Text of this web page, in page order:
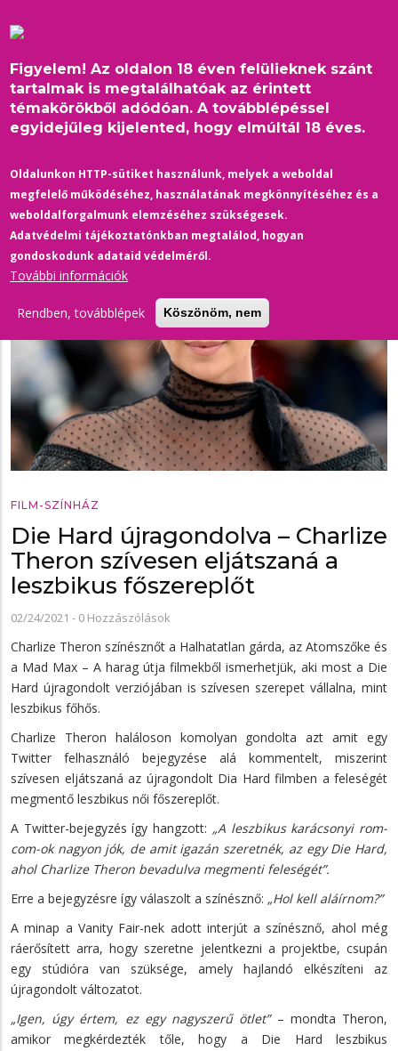
Figyelem! Az oldalon 18 éven felülieknek szánt
tartalmak is megtalálhatóak az érintett
témakörökből adódóan. A továbblépéssel
egyidejűleg kijelented, hogy elmúltál 18 éves.
Oldalunkon HTTP-sütiket használunk, melyek a weboldal
megfelelő működéséhez, használatának megkönnyítéséhez és a
weboldalforgalmunk elemzéséhez szükségesek.
Adatvédelmi tájékoztatónkban megtalálod, hogyan
gondoskodunk adataid védelméről.
További információk
Rendben, továbblépek Köszönöm, nem
leszbikus főszereplőt
FILM-SZÍNHÁZ
Die Hard újragondolva – Charlize
Theron szívesen eljátszaná a
leszbikus főszereplőt
02/24/2021 - 0 Hozzászólások
Charlize Theron színésznőt a Halhatatlan gárda, az Atomszőke és
a Mad Max – A harag útja filmekből ismerhetjük, aki most a Die
Hard újragondolt verziójában is szívesen szerepet vállalna, mint
leszbikus főhős.
Charlize Theron haláloson komolyan gondolta azt amit egy
Twitter felhasználó bejegyzése alá kommentelt, miszerint
szívesen eljátszaná az újragondolt Dia Hard filmben a feleségét
megmentő leszbikus női főszereplőt.
A Twitter-bejegyzés így hangzott: „A leszbikus karácsonyi rom-
com-ok nagyon jók, de amit igazán szeretnék, az egy Die Hard,
ahol Charlize Theron bevadulva megmenti feleségét”.
Erre a bejegyzésre így válaszolt a színésznő: „Hol kell aláírnom?”
A minap a Vanity Fair-nek adott interjút a színésznő, ahol még
ráerősített arra, hogy szeretne jelentkezni a projektbe, csupán
egy stúdióra van szüksége, amely hajlandó elkészíteni az
újragondolt változatot.
„Igen, úgy értem, ez egy nagyszerű ötlet”– mondta Theron,
amikor megkérdezték tőle, hogy a Die Hard leszbikus